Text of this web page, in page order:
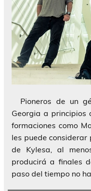
Pioneros de un
Georgia a principios
formaciones como
les puede
de Kylesa, al
producirá a finales
paso del tiempo no